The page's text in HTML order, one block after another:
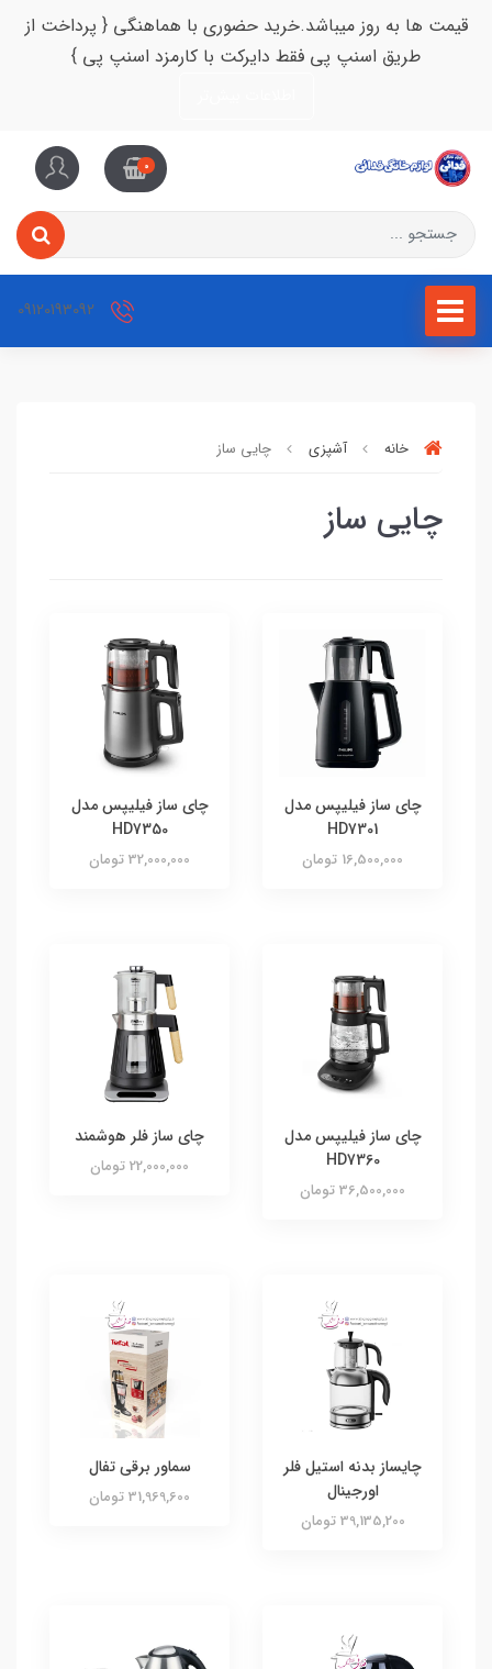
قیمت ها به روز میباشد.خرید حضوری با هماهنگی { پرداخت از
طریق اسنپ پی فقط دایرکت با کارمزد اسنپ پی }
0
خانه آشپزی چایی ساز
چایی ساز
چای ساز فیلیپس مدل
HD7301
16,500,000 تومان
چای ساز فیلیپس مدل
HD7350
32,000,000 تومان
چای ساز فیلیپس مدل
HD7360
36,500,000 تومان
چای ساز فلر هوشمند
22,000,000 تومان
چايساز بدنه استيل فلر
اورجينال
39,135,200 تومان
سماور برقی تفال
31,969,600 تومان